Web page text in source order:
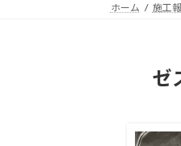
ホーム 施工
ゼ